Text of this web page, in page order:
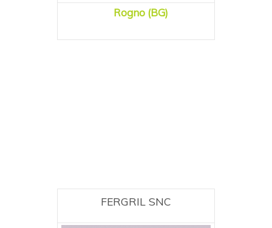
Rogno (BG)
FERGRIL SNC